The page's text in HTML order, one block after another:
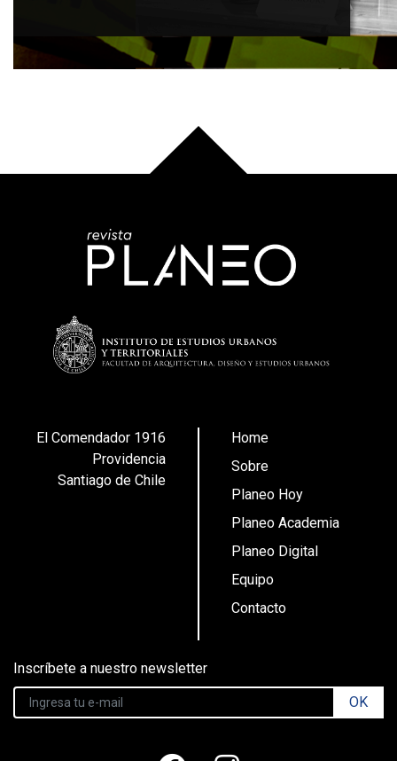
El Comendador 1916
Providencia
Santiago de Chile
Home
Sobre
Planeo Hoy
Planeo Academia
Planeo Digital
Equipo
Contacto
Inscríbete a nuestro newsletter
OK